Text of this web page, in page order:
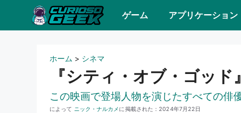
ゲーム アプリケーション
ホーム > シネマ
『シティ・オブ・ゴッ
この映画で登場人物を演じたすべての俳
に掲載された： 2024年7月22日
によって ニック・ナルカメ